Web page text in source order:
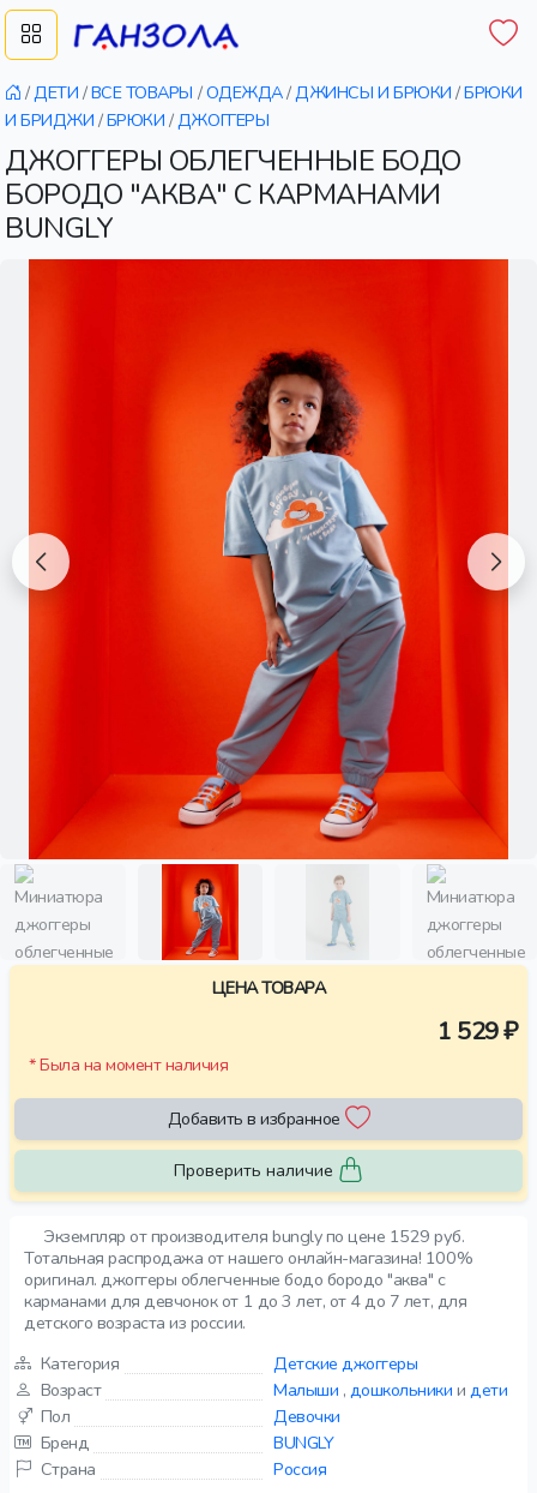
/ДЕТИ /ВСЕ ТОВАРЫ /ОДЕЖДА/ДЖИНСЫ И БРЮКИ /БРЮКИ
И БРИДЖИ /БРЮКИ /ДЖОГГЕРЫ
ДЖОГГЕРЫ ОБЛЕГЧЕННЫЕ БОДО
БОРОДО "АКВА" С КАРМАНАМИ
BUNGLY
Экземпляр от производителя bungly по цене 1529 руб.
Тотальная распродажа от нашего онлайн-магазина! 100%
оригинал. джоггеры облегченные бодо бородо "аква" с
карманами для девчонок от 1 до 3 лет, от 4 до 7 лет, для
детского возраста из россии.
Категория
Детские джоггеры
Возраст
Малыши , дошкольники и дети
Пол
Девочки
Бренд
BUNGLY
Страна
Россия
ЦЕНА ТОВАРА
1 529 ₽
* Была на момент наличия
Добавить в избранное
Проверить наличие